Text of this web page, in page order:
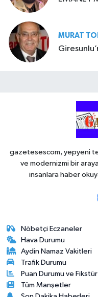
MURAT
gazetesescom, yepyeni
ve modernizmi bir
insanlara haber
Nöbetçi Eczaneler
Hava Durumu
Aydin Namaz Vakitleri
Trafik Durumu
Puan Durumu ve Fikstür
Tüm Manşetler